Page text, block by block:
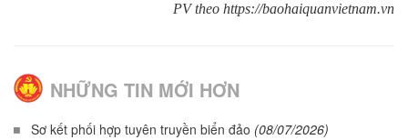
PV theo https://baohaiquanvietnam.vn
NHỮNG TIN MỚI HƠN
Sơ kết phối hợp tuyên truyền biển đảo (08/07/2026)